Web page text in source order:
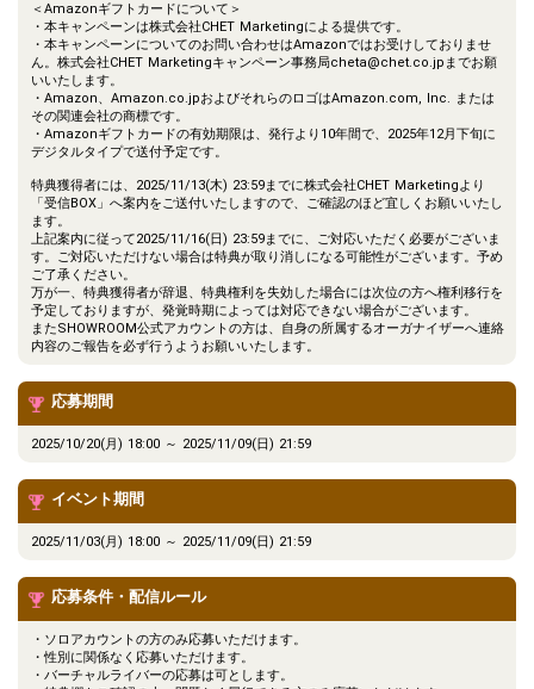
＜Amazonギフトカードについて＞
・本キャンペーンは株式会社CHET Marketingによる提供です。
・本キャンペーンについてのお問い合わせはAmazonではお受けしておりませ
ん。株式会社CHET Marketingキャンペーン事務局cheta@chet.co.jpまでお願
いいたします。
・Amazon、Amazon.co.jpおよびそれらのロゴはAmazon.com, Inc. または
その関連会社の商標です。
・Amazonギフトカードの有効期限は、発行より10年間で、2025年12月下旬に
デジタルタイプで送付予定です。
特典獲得者には、2025/11/13(木) 23:59までに株式会社CHET Marketingより
「受信BOX」へ案内をご送付いたしますので、ご確認のほど宜しくお願いいたし
ます。
上記案内に従って2025/11/16(日) 23:59までに、ご対応いただく必要がございま
す。ご対応いただけない場合は特典が取り消しになる可能性がございます。予め
ご了承ください。
万が一、特典獲得者が辞退、特典権利を失効した場合には次位の方へ権利移行を
予定しておりますが、発覚時期によっては対応できない場合がございます。
またSHOWROOM公式アカウントの方は、自身の所属するオーガナイザーへ連絡
内容のご報告を必ず行うようお願いいたします。
応募期間
2025/10/20(月) 18:00 ～ 2025/11/09(日) 21:59
イベント期間
2025/11/03(月) 18:00 ～ 2025/11/09(日) 21:59
応募条件・配信ルール
・ソロアカウントの方のみ応募いただけます。
・性別に関係なく応募いただけます。
・バーチャルライバーの応募は可とします。